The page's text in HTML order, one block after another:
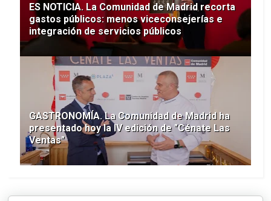
ES NOTICIA. La Comunidad de Madrid recorta
gastos públicos: menos viceconsejerías e
integración de servicios públicos
GASTRONOMÍA. La Comunidad de Madrid ha
presentado hoy la IV edición de "Cénate Las
Ventas"